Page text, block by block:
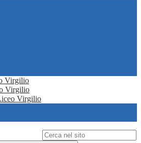
Virgilio
Virgilio
Virgilio